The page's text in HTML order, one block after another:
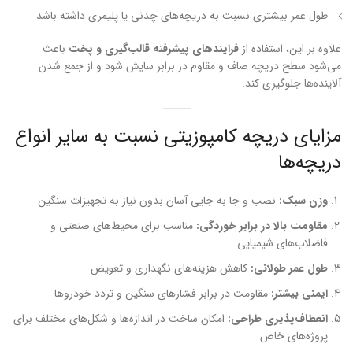
طول عمر بیشتری نسبت به دریچه‌های چدنی یا پلیمری داشته باشد
علاوه بر این، استفاده از فرایندهای پیشرفته قالب‌گیری و پخت باعث
می‌شود سطح دریچه صاف و مقاوم در برابر سایش شود و از جمع شدن
آلاینده‌ها جلوگیری کند.
مزایای دریچه کامپوزیتی نسبت به سایر انواع
دریچه‌ها
وزن سبک: نصب و جا به جایی آسان بدون نیاز به تجهیزات سنگین
مقاومت بالا در برابر خوردگی: مناسب برای محیط‌های صنعتی و
فاضلاب‌های شیمیایی
طول عمر طولانی: کاهش هزینه‌های نگهداری و تعویض
ایمنی بیشتر: مقاومت در برابر فشارهای سنگین و تردد خودروها
انعطاف‌پذیری طراحی: امکان ساخت در اندازه‌ها و شکل‌های مختلف برای
پروژه‌های خاص